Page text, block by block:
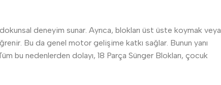
deneyim sunar. Ayrıca, blokları üst üste koymak veya
Bu da genel motor gelişime katkı sağlar. Bunun yanı
bu nedenlerden dolayı, 18 Parça Sünger Blokları, çocuk